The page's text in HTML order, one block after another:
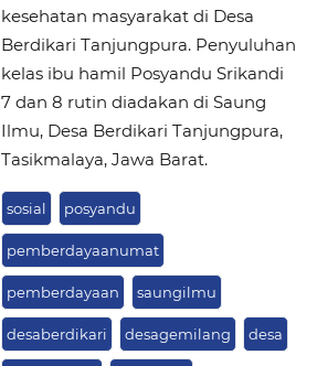
kesehatan masyarakat di Desa
Berdikari Tanjungpura. Penyuluhan
kelas ibu hamil Posyandu Srikandi
7 dan 8 rutin diadakan di Saung
Ilmu, Desa Berdikari Tanjungpura,
Tasikmalaya, Jawa Barat.
sosial posyandu
pemberdayaanumat
pemberdayaan saungilmu
desaberdikari desagemilang desa